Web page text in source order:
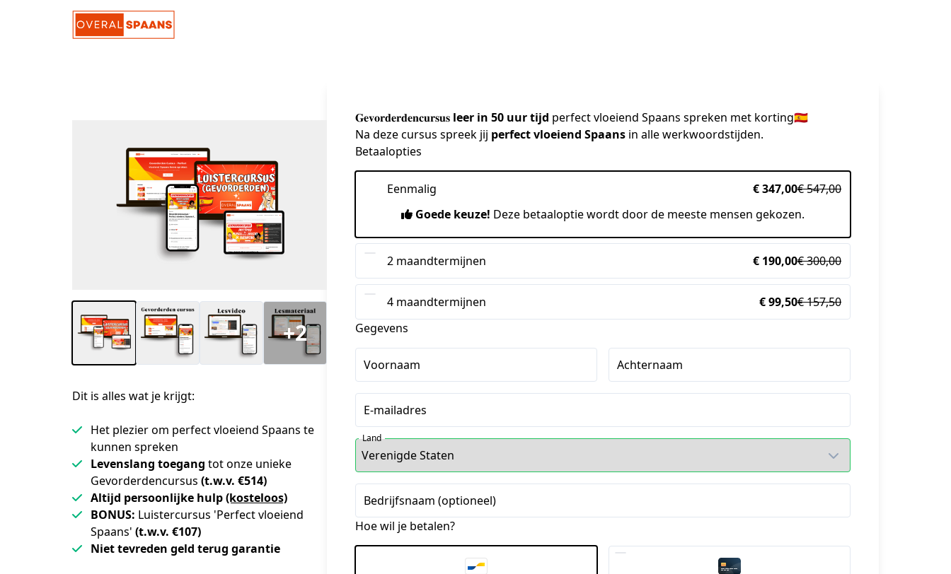
+2
Dit is alles wat je krijgt:
Het plezier om perfect vloeiend Spaans te
kunnen spreken
Levenslang toegang tot onze unieke
Gevorderdencursus (t.w.v. €514)
Altijd persoonlijke hulp(kosteloos)
BONUS: Luistercursus 'Perfect vloeiend
Spaans' (t.w.v. €107)
Niet tevreden geld terug garantie
𝐆𝐞𝐯𝐨𝐫𝐝𝐞𝐫𝐝𝐞𝐧𝐜𝐮𝐫𝐬𝐮𝐬 leer in 50 uur tijd perfect vloeiend Spaans spreken met korting🇪🇸
Na deze cursus spreek jij perfect vloeiend Spaans in alle werkwoordstijden.
Betaalopties
Eenmalig € 347,00€ 547,00
Goede keuze! Deze betaaloptie wordt door de meeste mensen gekozen.
2 maandtermijnen € 190,00€ 300,00
4 maandtermijnen € 99,50€ 157,50
Gegevens
Voornaam Achternaam
E-mailadres
Land
Bedrijfsnaam (optioneel)
Hoe wil je betalen?